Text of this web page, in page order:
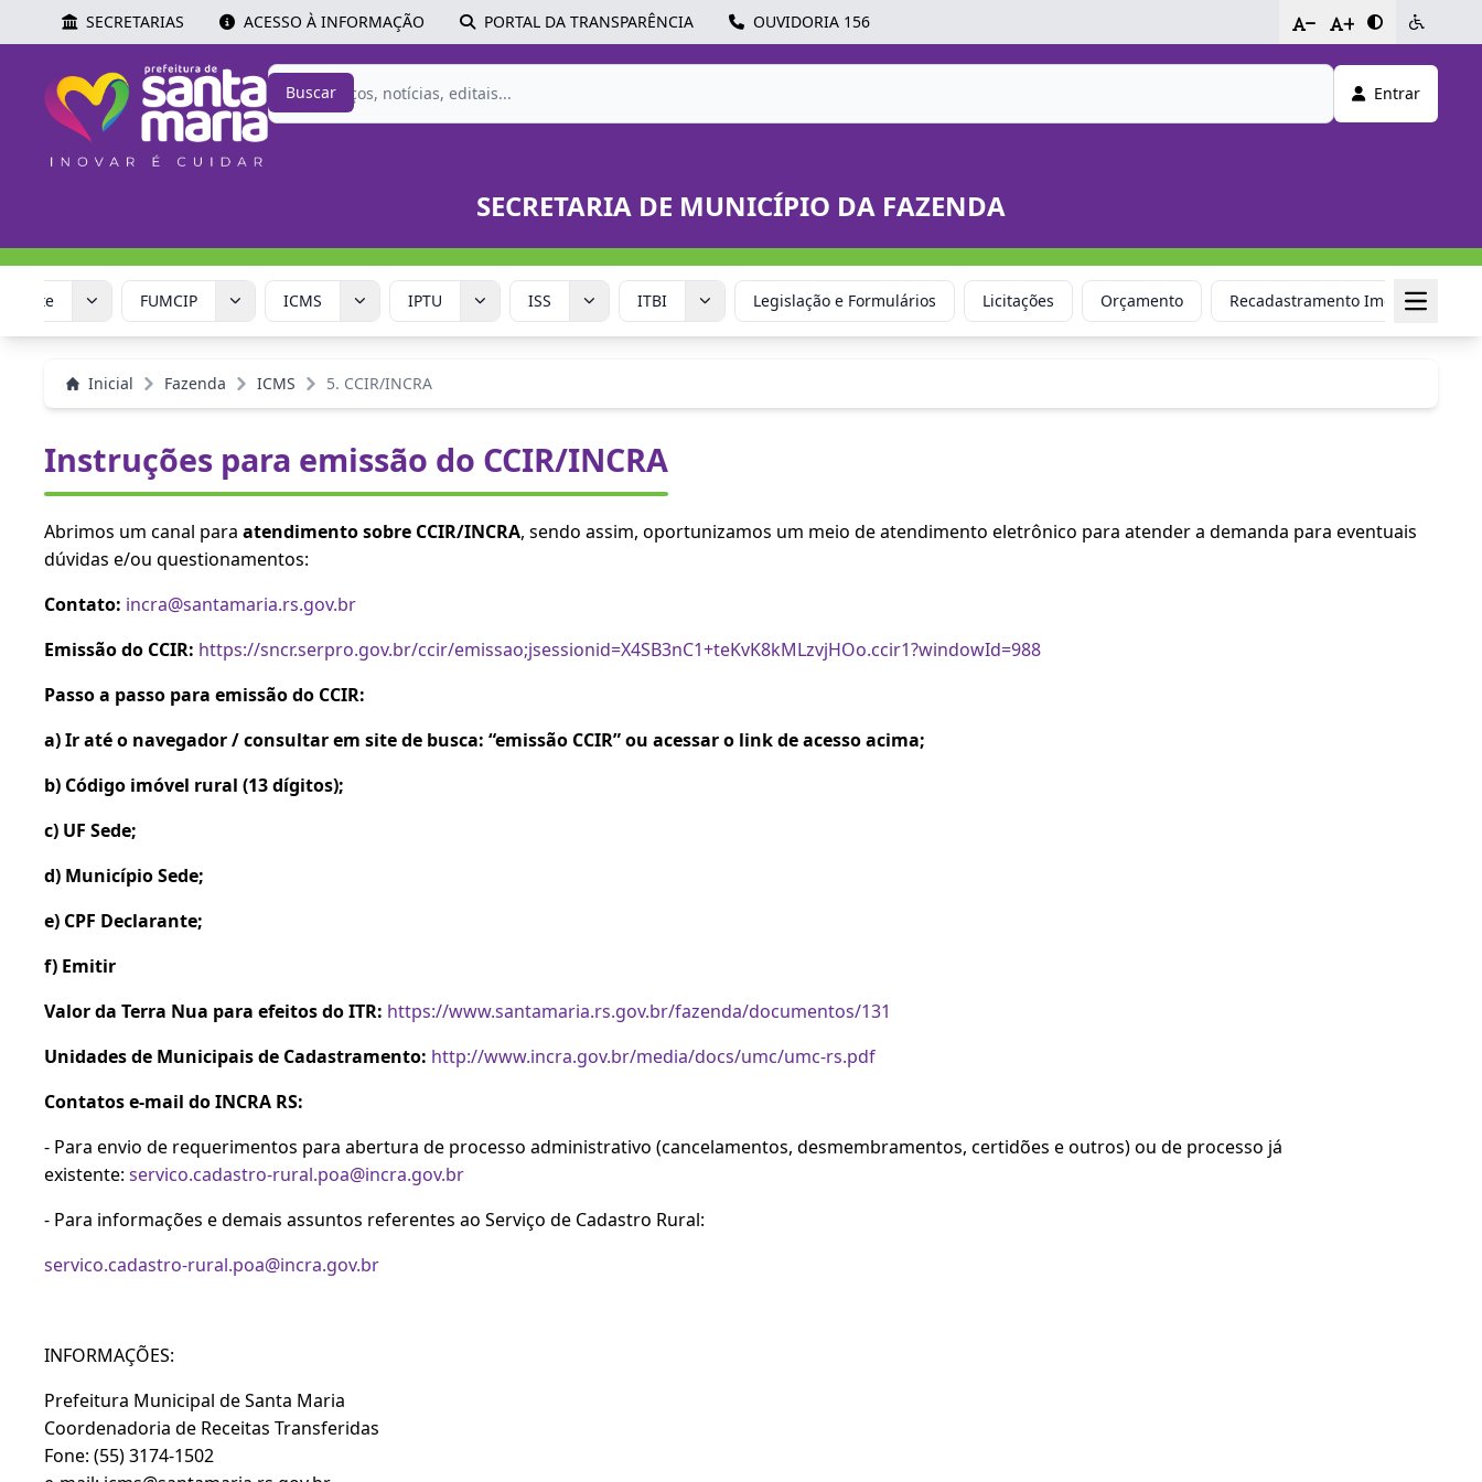
SECRETARIAS ACESSO À INFORMAÇÃO PORTAL DA TRANSPARÊNCIA OUVIDORIA 156 - +
Buscar Entrar
SECRETARIA DE MUNICÍPIO DA FAZENDA
FUMCIP ICMS IPTU ISS ITBI Legislação e Formulários Licitações Orçamento Recadastramento Imobiliário
Inicial Fazenda ICMS 5. CCIR/INCRA
Instruções para emissão do CCIR/INCRA
Abrimos um canal para atendimento sobre CCIR/INCRA, sendo assim, oportunizamos um meio de atendimento eletrônico para atender a demanda para eventuais
dúvidas e/ou questionamentos:
Contato: incra@santamaria.rs.gov.br
Emissão do CCIR: https://sncr.serpro.gov.br/ccir/emissao;jsessionid=X4SB3nC1+teKvK8kMLzvjHOo.ccir1?windowId=988
Passo a passo para emissão do CCIR:
a) Ir até o navegador / consultar em site de busca: “emissão CCIR” ou acessar o link de acesso acima;
b) Código imóvel rural (13 dígitos);
c) UF Sede;
d) Município Sede;
e) CPF Declarante;
f) Emitir
Valor da Terra Nua para efeitos do ITR: https://www.santamaria.rs.gov.br/fazenda/documentos/131
Unidades de Municipais de Cadastramento: http://www.incra.gov.br/media/docs/umc/umc-rs.pdf
Contatos e-mail do INCRA RS:
- Para envio de requerimentos para abertura de processo administrativo (cancelamentos, desmembramentos, certidões e outros) ou de processo já
existente: servico.cadastro-rural.poa@incra.gov.br
- Para informações e demais assuntos referentes ao Serviço de Cadastro Rural:
servico.cadastro-rural.poa@incra.gov.br
INFORMAÇÕES:
Prefeitura Municipal de Santa Maria
Coordenadoria de Receitas Transferidas
Fone: (55) 3174-1502